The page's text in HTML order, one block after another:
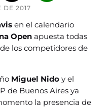
DE 2017
en el calendario
Open apuesta todas
los competidores de
Miguel Nido y el
de Buenos Aires ya
la presencia de